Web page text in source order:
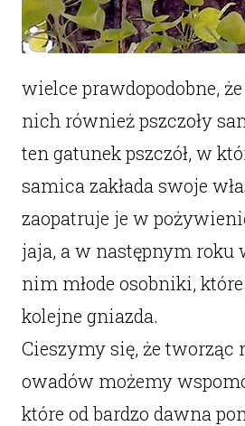
wielce prawdopodobne,
nich również pszczoły
ten gatunek pszczół, w
samica zakłada swoje
zaopatruje je w
jaja, a w następnym roku
nim młode osobniki, które
kolejne gniazda.
Cieszymy się, że tworząc
owadów możemy
które od bardzo dawna